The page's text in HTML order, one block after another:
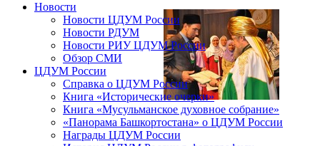
Новости
Новости ЦДУМ России
Новости РДУМ
Новости РИУ ЦДУМ России
Обзор СМИ
ЦДУМ России
Справка о ЦДУМ России
Книга «Исторические очерки»
Книга «Мусульманское духовное собрание»
«Панорама Башкортостана» о ЦДУМ России
Награды ЦДУМ России